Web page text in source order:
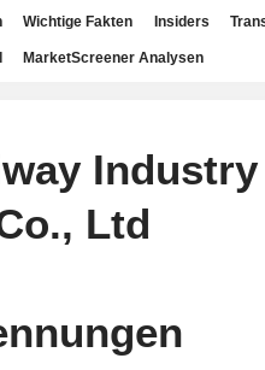
Wichtige Fakten Insiders
MarketScreener Analysen
Industry
Ltd